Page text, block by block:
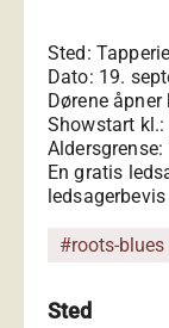
Sted:
Dato: 19.
Dørene åpner
Showstart kl.:
Aldersgrense:
En gratis
ledsagerbevis
#roots-blues
Sted